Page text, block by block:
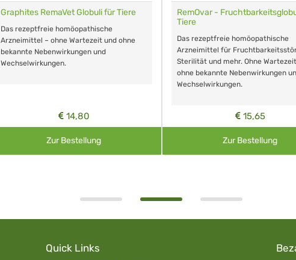
Graphites RemaVet Globuli für Tiere
Das rezeptfreie homöopathische
Arzneimittel – ohne Wartezeit und ohne
bekannte Nebenwirkungen und
Wechselwirkungen.
14,80
Zur Bestellung
RemOvar -
Tiere
Das rezeptfreie homöopathische
Arzneimittel für
Sterilität und mehr. Ohne
ohne bekannte Nebenwirkungen
Wechselwirkungen.
15,65
Zur Bestellung
Quick Links